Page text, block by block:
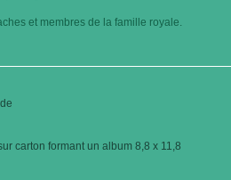
et membres de la famille royale.
carton formant un album 8,8 x 11,8